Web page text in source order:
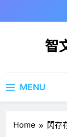
智
MENU
Home 閃存